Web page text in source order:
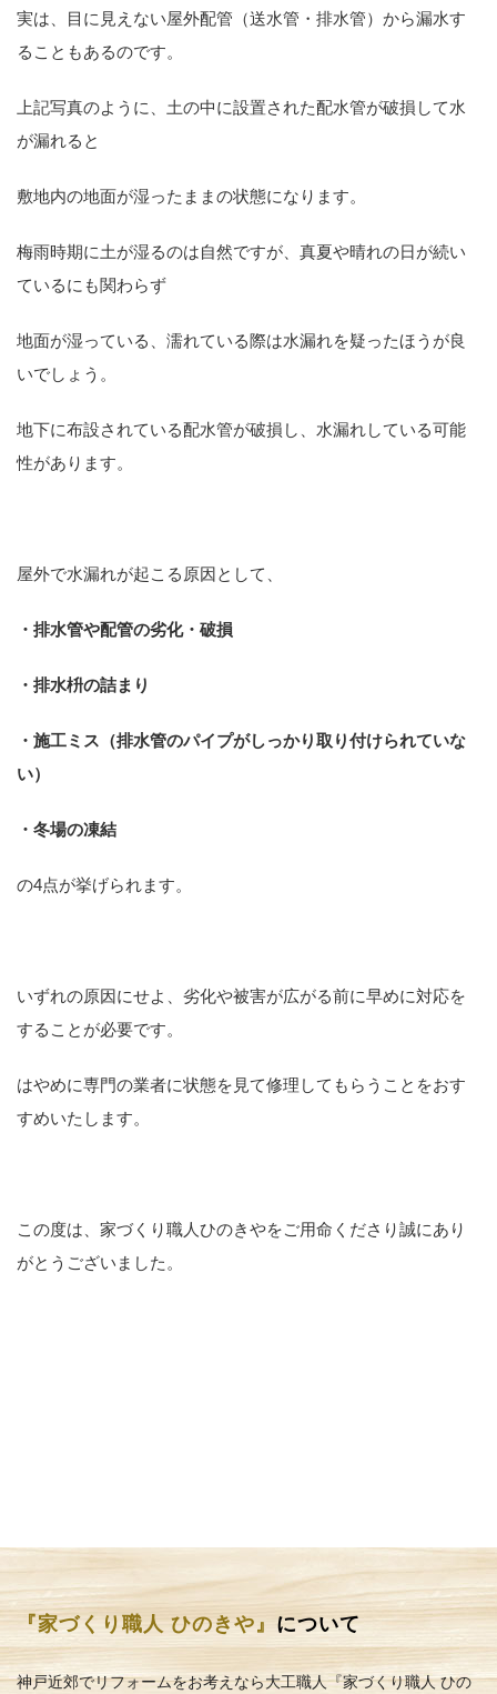
実は、目に見えない屋外配管（送水管・排水管）から漏水す
ることもあるのです。
上記写真のように、土の中に設置された配水管が破損して水
が漏れると
敷地内の地面が湿ったままの状態になります。
梅雨時期に土が湿るのは自然ですが、真夏や晴れの日が続い
ているにも関わらず
地面が湿っている、 濡れている際は水漏れを疑ったほうが良
いでしょう。
地下に布設されている配水管が破損し、水漏れしている可能
性があります。
屋外で水漏れが起こる原因として、
・排水管や配管の劣化・破損
・ 排水枡の詰まり
・施工ミス（排水管のパイプがしっかり取り付けられていな
い）
・冬場の凍結
の4点が挙げられます。
いずれの原因にせよ、劣化や被害が広がる前に早めに対応を
することが必要です。
はやめに専門の業者に状態を見て修理してもらうことをおす
すめいたします。
この度は、家づくり職人ひのきやをご用命くださり誠にあり
がとうございました。
『家づくり職人 ひのきや』 について
神戸近郊でリフォームをお考えなら大工職人『家づくり職人 ひの